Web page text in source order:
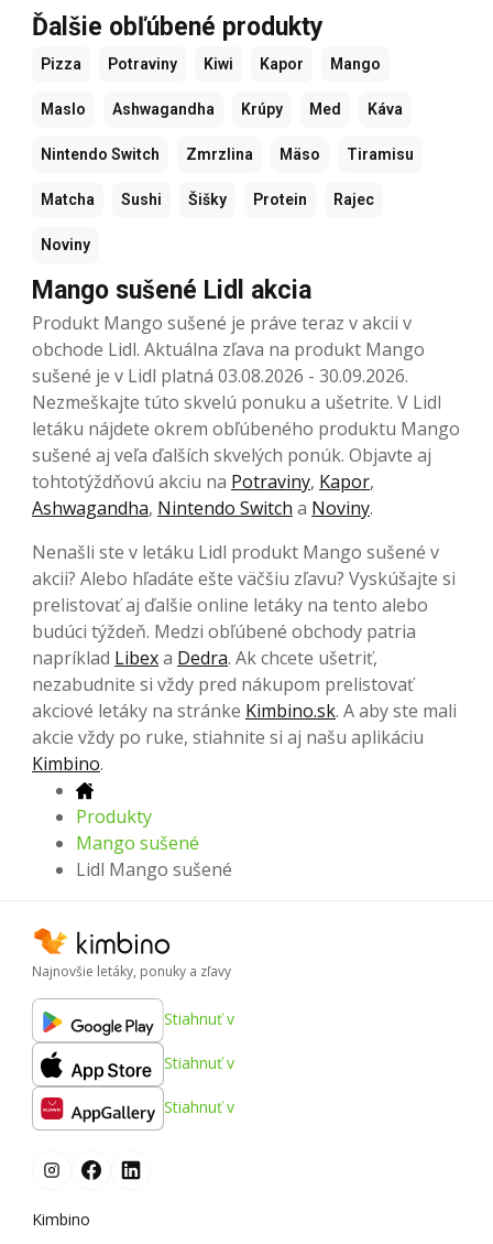
Ďalšie obľúbené produkty
Pizza Potraviny Kiwi Kapor Mango
Maslo Ashwagandha Krúpy Med Káva
Nintendo Switch Zmrzlina Mäso Tiramisu
Matcha Sushi Šišky Protein Rajec
Noviny
Mango sušené Lidl akcia
Produkt Mango sušené je práve teraz v akcii v
obchode Lidl. Aktuálna zľava na produkt Mango
sušené je v Lidl platná 03.08.2026 - 30.09.2026.
Nezmeškajte túto skvelú ponuku a ušetrite. V Lidl
letáku nájdete okrem obľúbeného produktu Mango
sušené aj veľa ďalších skvelých ponúk. Objavte aj
tohtotýždňovú akciu na Potraviny, Kapor,
Ashwagandha, Nintendo Switch a Noviny.
Nenašli ste v letáku Lidl produkt Mango sušené v
akcii? Alebo hľadáte ešte väčšiu zľavu? Vyskúšajte si
prelistovať aj ďalšie online letáky na tento alebo
budúci týždeň. Medzi obľúbené obchody patria
napríklad Libexa Dedra. Ak chcete ušetriť,
nezabudnite si vždy pred nákupom prelistovať
akciové letáky na stránke Kimbino.sk. A aby ste mali
akcie vždy po ruke, stiahnite si aj našu aplikáciu
Kimbino.
Produkty
Mango sušené
Lidl Mango sušené
Najnovšie letáky, ponuky a zľavy
Stiahnuť v
Stiahnuť v
Stiahnuť v
Kimbino